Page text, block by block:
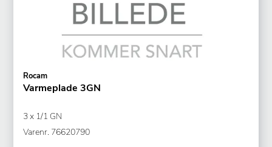
Rocam
Varmeplade 3GN
3 x 1/1 GN
Varenr. 76620790